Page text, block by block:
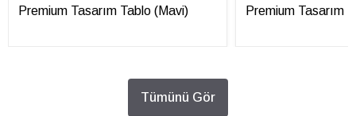
Premium Tasarım Tablo (Mavi) Premium Tasarım
Tümünü Gör